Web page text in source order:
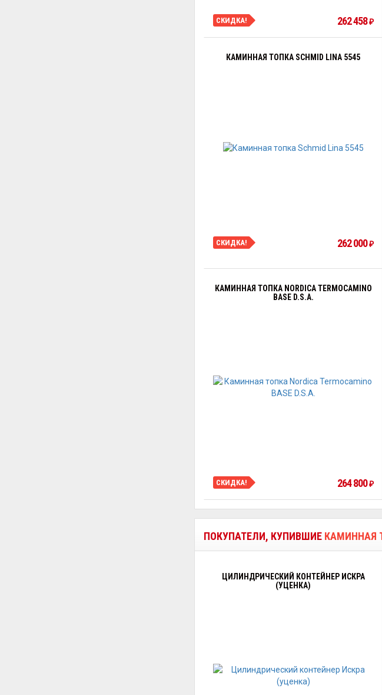
СКИДКА! 262 458₽
КАМИННАЯ ТОПКА SCHMID LINA 5545
СКИДКА! 262 000₽
КАМИННАЯ ТОПКА NORDICA TERMOCAMINO
BASE D.S.A.
СКИДКА! 264 800₽
ПОКУПАТЕЛИ, КУПИВШИЕ КАМИННАЯ
ЦИЛИНДРИЧЕСКИЙ КОНТЕЙНЕР ИСКРА
(УЦЕНКА)